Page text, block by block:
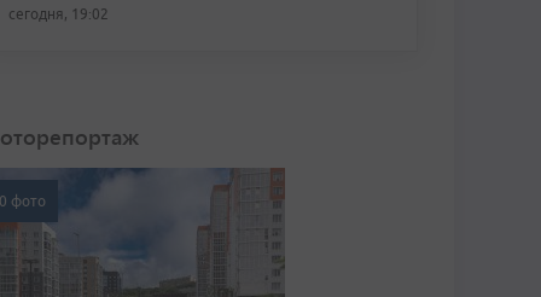
сегодня, 19:02
фото